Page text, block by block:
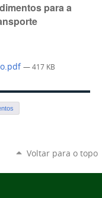
para a
— 417 KB
Voltar para o topo